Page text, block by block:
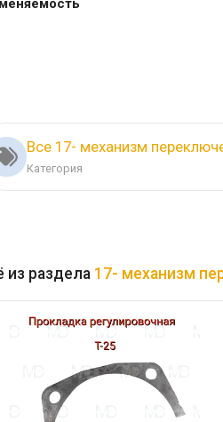
Все 17- механизм
Категория
из раздела 17- механизм